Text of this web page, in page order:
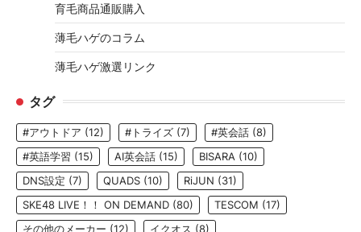
育毛商品通販購入
薄毛ハゲのコラム
薄毛ハゲ激選リンク
タグ
#アウトドア (12) #トライズ (7) #英会話 (8)
#英語学習 (15) AI英会話 (15) BISARA (10)
DNS設定 (7) QUADS (10) RiJUN (31)
SKE48 LIVE！！ ON DEMAND (80) TESCOM (17)
その他のメーカー (12) イクオス (8)